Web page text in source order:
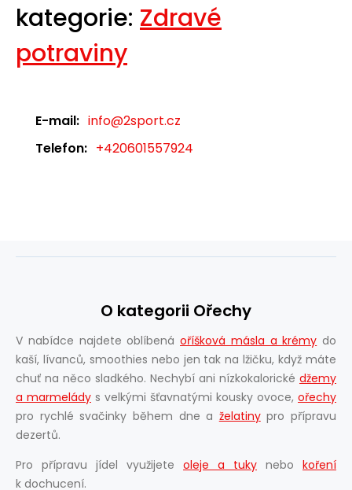
kategorie: Zdravé
potraviny
E-mail: info@2sport.cz
Telefon: +420601557924
O kategorii Ořechy
V nabídce najdete oblíbená oříšková másla a krémy do
kaší, lívanců, smoothies nebo jen tak na lžičku, když máte
chuť na něco sladkého. Nechybí ani nízkokalorické džemy
a marmelády s velkými šťavnatými kousky ovoce, ořechy
pro rychlé svačinky během dne a želatinypro přípravu
dezertů.
Pro přípravu jídel využijete oleje a tuky nebo koření
k dochucení.